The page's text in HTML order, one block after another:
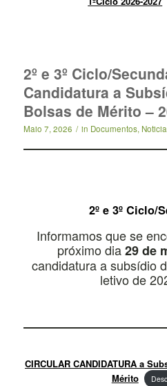
2º e 3º Ciclo/
Candidatura a
Bolsas de Mérito –
Maio 7, 2026 / in Documentos,
2º e 3º Ciclo/
Informamos que se
próximo dia29 de
candidatura a subsídio
letivo de
CIRCULAR CANDIDATURA a
Mérito